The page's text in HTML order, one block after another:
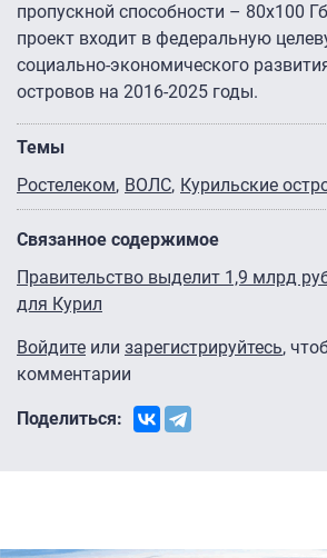
пропускной способности – 80х100
проект входит в федеральную
социально-экономического
островов на 2016-2025 годы.
Темы
Ростелеком ВОЛС Курильские
Связанное содержимое
Правительство выделит 1,9 млрд
для Курил
Войдите или зарегистрируйтесь,
комментарии
Поделиться: